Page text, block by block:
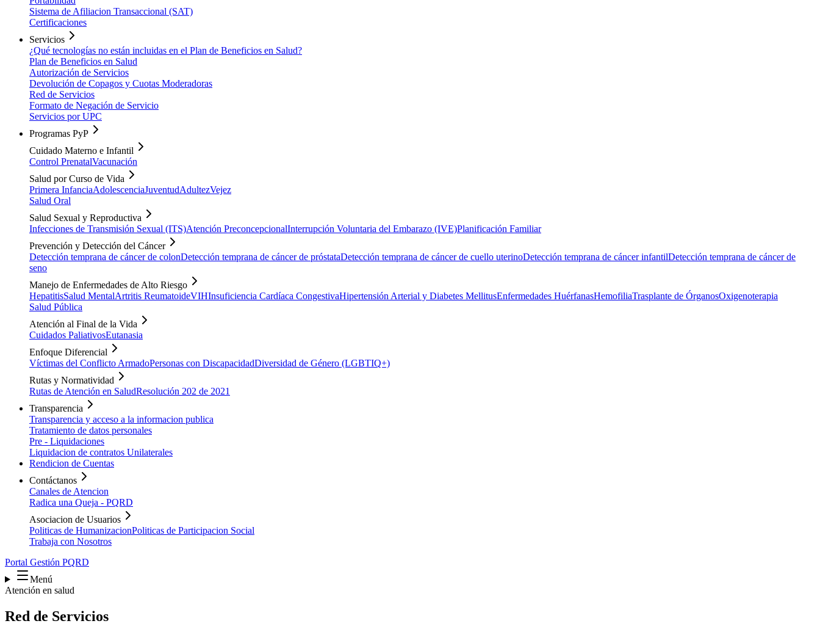
Sistema de Afiliacion Transaccional (SAT)
Certificaciones
Servicios
¿Qué tecnologías no están incluidas en el Plan de Beneficios en Salud?
Plan de Beneficios en Salud
Autorización de Servicios
Devolución de Copagos y Cuotas Moderadoras
Red de Servicios
Formato de Negación de Servicio
Servicios por UPC
Programas PyP
Cuidado Materno e Infantil
Control PrenatalVacunación
Salud por Curso de Vida
Primera InfanciaAdolescenciaJuventudAdultezVejez
Salud Oral
Salud Sexual y Reproductiva
Infecciones de Transmisión Sexual (ITS)Atención PreconcepcionalInterrupción Voluntaria del Embarazo (IVE)Planificación Familiar
Prevención y Detección del Cáncer
Detección temprana de cáncer de colonDetección temprana de cáncer de próstataDetección temprana de cáncer de cuello uterinoDetección temprana de cáncer infantilDetección temprana de cáncer de
seno
Manejo de Enfermedades de Alto Riesgo
HepatitisSalud MentalArtritis ReumatoideVIHInsuficiencia Cardíaca CongestivaHipertensión Arterial y Diabetes MellitusEnfermedades HuérfanasHemofiliaTrasplante de ÓrganosOxigenoterapia
Salud Pública
Atención al Final de la Vida
Cuidados PaliativosEutanasia
Enfoque Diferencial
Víctimas del Conflicto ArmadoPersonas con DiscapacidadDiversidad de Género (LGBTIQ+)
Rutas y Normatividad
Rutas de Atención en SaludResolución 202 de 2021
Transparencia
Transparencia y acceso a la informacion publica
Tratamiento de datos personales
Pre - Liquidaciones
Liquidacion de contratos Unilaterales
Rendicion de Cuentas
Contáctanos
Canales de Atencion
Radica una Queja - PQRD
Asociacion de Usuarios
Politicas de HumanizacionPoliticas de Participacion Social
Trabaja con Nosotros
Portal Gestión PQRD
Menú
Atención en salud
Red de Servicios